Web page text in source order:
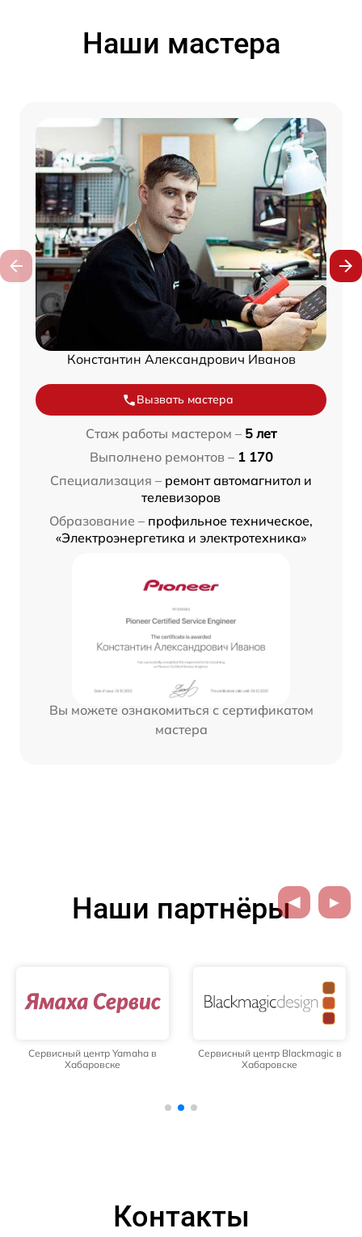
Наши мастера
Константин Александрович Иванов
Вызвать мастера
Стаж работы мастером – 5 лет
Выполнено ремонтов – 1 170
Специализация – ремонт автомагнитол и
телевизоров
Образование – профильное техническое,
«Электроэнергетика и электротехника»
Вы можете ознакомиться с сертификатом
мастера
Наши партнёры
Сервисный центр Yamaha в
Хабаровске
Сервисный центр Blackmagic в
Хабаровске
Контакты